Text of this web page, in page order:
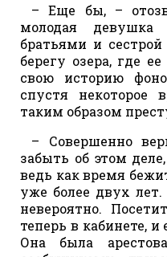
– Еще бы, –
молодая девушка
братьями и
берегу озера, где
свою историю
спустя
таким образом
– Совершенно
забыть об этом
ведь как время
уже более двух лет.
невероятно.
теперь в кабинете,
Она была